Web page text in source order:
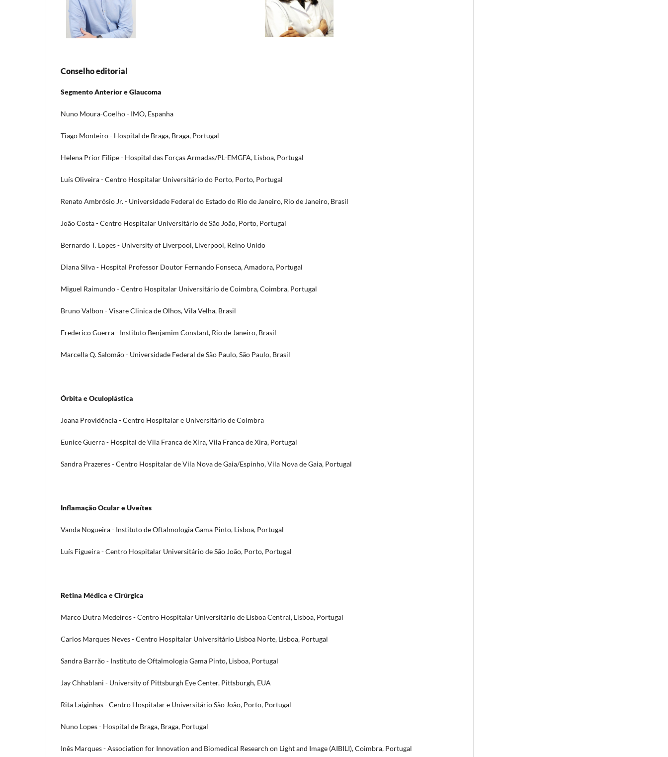
Conselho editorial
Segmento Anterior e Glaucoma
Nuno Moura-Coelho - IMO, Espanha
Tiago Monteiro - Hospital de Braga, Braga, Portugal
Helena Prior Filipe - Hospital das Forças Armadas/PL-EMGFA, Lisboa, Portugal
Luís Oliveira - Centro Hospitalar Universitário do Porto, Porto, Portugal
Renato Ambrósio Jr. - Universidade Federal do Estado do Rio de Janeiro, Rio de Janeiro, Brasil
João Costa - Centro Hospitalar Universitário de São João, Porto, Portugal
Bernardo T. Lopes - University of Liverpool, Liverpool, Reino Unido
Diana Silva - Hospital Professor Doutor Fernando Fonseca, Amadora, Portugal
Miguel Raimundo - Centro Hospitalar Universitário de Coimbra, Coimbra, Portugal
Bruno Valbon - Visare Clinica de Olhos, Vila Velha, Brasil
Frederico Guerra - Instituto Benjamim Constant, Rio de Janeiro, Brasil
Marcella Q. Salomão - Universidade Federal de São Paulo, São Paulo, Brasil
Órbita e Oculoplástica
Joana Providência - Centro Hospitalar e Universitário de Coimbra
Eunice Guerra - Hospital de Vila Franca de Xira, Vila Franca de Xira, Portugal
Sandra Prazeres - Centro Hospitalar de Vila Nova de Gaia/Espinho, Vila Nova de Gaia, Portugal
Inflamação Ocular e Uveítes
Vanda Nogueira - Instituto de Oftalmologia Gama Pinto, Lisboa, Portugal
Luís Figueira - Centro Hospitalar Universitário de São João, Porto, Portugal
Retina Médica e Cirúrgica
Marco Dutra Medeiros - Centro Hospitalar Universitário de Lisboa Central, Lisboa, Portugal
Carlos Marques Neves - Centro Hospitalar Universitário Lisboa Norte, Lisboa, Portugal
Sandra Barrão - Instituto de Oftalmologia Gama Pinto, Lisboa, Portugal
Jay Chhablani - University of Pittsburgh Eye Center, Pittsburgh, EUA
Rita Laiginhas - Centro Hospitalar e Universitário São João, Porto, Portugal
Nuno Lopes - Hospital de Braga, Braga, Portugal
Inês Marques - Association for Innovation and Biomedical Research on Light and Image (AIBILI), Coimbra, Portugal